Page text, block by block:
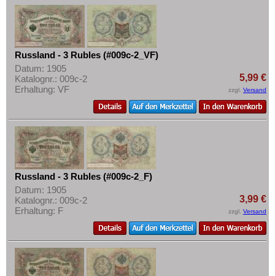
Russland - 3 Rubles (#009c-2_VF)
Datum: 1905
Katalognr.: 009c-2
Erhaltung: VF
5,99 €
zzgl. Versand
Russland - 3 Rubles (#009c-2_F)
Datum: 1905
Katalognr.: 009c-2
Erhaltung: F
3,99 €
zzgl. Versand